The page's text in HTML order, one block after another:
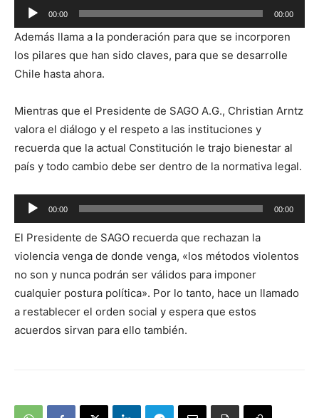
Reproductor
de
audio
00:00 00:00
Además llama a la ponderación para que se incorporen
los pilares que han sido claves, para que se desarrolle
Chile hasta ahora.
Mientras que el Presidente de SAGO A.G., Christian Arntz
valora el diálogo y el respeto a las instituciones y
recuerda que la actual Constitución le trajo bienestar al
país y todo cambio debe ser dentro de la normativa legal.
Reproductor
de
audio
00:00 00:00
El Presidente de SAGO recuerda que rechazan la
violencia venga de donde venga, «los métodos violentos
no son y nunca podrán ser válidos para imponer
cualquier postura política». Por lo tanto, hace un llamado
a restablecer el orden social y espera que estos
acuerdos sirvan para ello también.